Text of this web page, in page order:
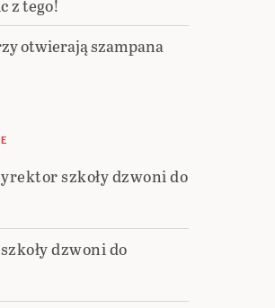
z tego!
otwierają szampana
szkoły dzwoni do
dzwoni do